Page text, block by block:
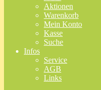
Aktionen
Warenkorb
Mein Konto
Kasse
Suche
Infos
Service
AGB
Links